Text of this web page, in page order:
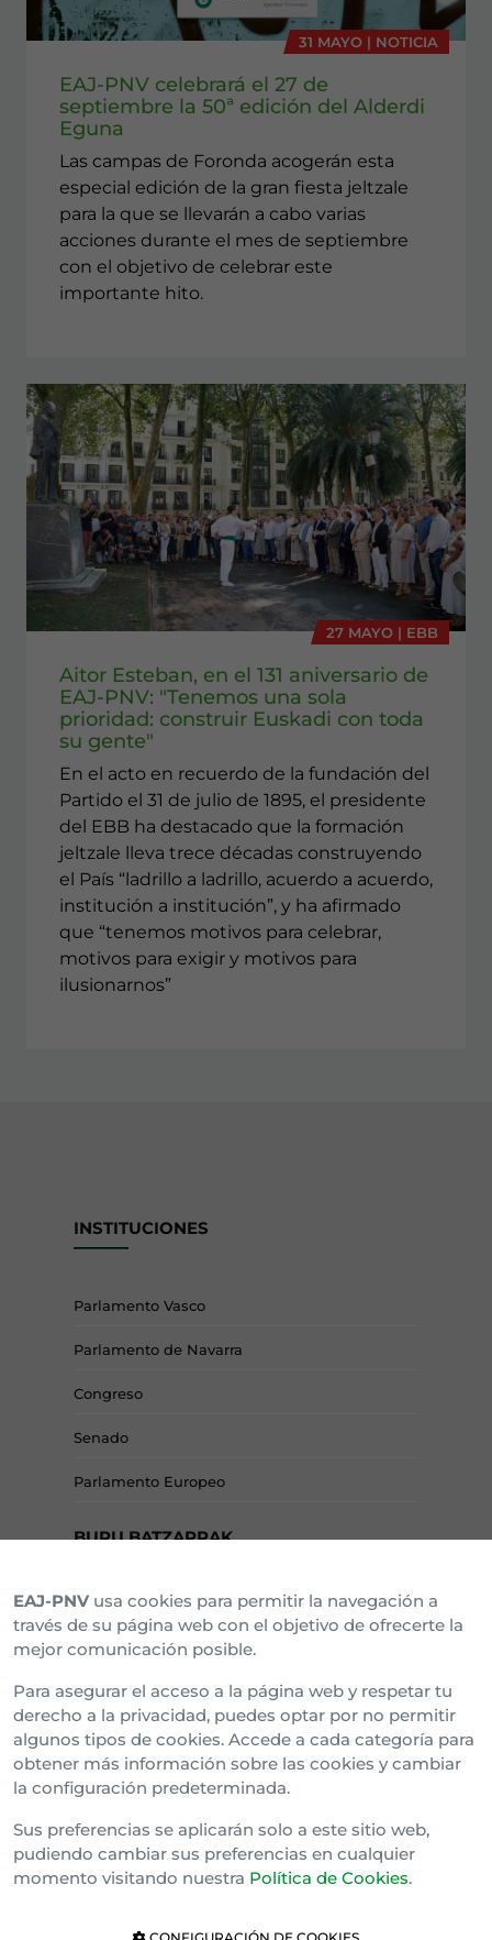
31 MAYO | NOTICIA
EAJ-PNV celebrará el 27 de
septiembre la 50ª edición del Alderdi
Eguna
Las campas de Foronda acogerán esta
especial edición de la gran fiesta jeltzale
para la que se llevarán a cabo varias
acciones durante el mes de septiembre
con el objetivo de celebrar este
importante hito.
27 MAYO | EBB
Aitor Esteban, en el 131 aniversario de
EAJ-PNV: "Tenemos una sola
prioridad: construir Euskadi con toda
su gente"
En el acto en recuerdo de la fundación del
Partido el 31 de julio de 1895, el presidente
del EBB ha destacado que la formación
jeltzale lleva trece décadas construyendo
el País “ladrillo a ladrillo, acuerdo a acuerdo,
institución a institución”, y ha afirmado
que “tenemos motivos para celebrar,
motivos para exigir y motivos para
ilusionarnos”
INSTITUCIONES
Parlamento Vasco
Parlamento de Navarra
Congreso
Senado
Parlamento Europeo
BURU BATZARRAK
Araba Buru Batzar
Bizkai Buru Batzar
Gipuzko Buru Batzar
Ipar Buru Batzar
Napar Buru Batzar
EAJ-PNV usa cookies para permitir la navegación a
través de su página web con el objetivo de ofrecerte la
mejor comunicación posible.
Para asegurar el acceso a la página web y respetar tu
derecho a la privacidad, puedes optar por no permitir
algunos tipos de cookies. Accede a cada categoría para
obtener más información sobre las cookies y cambiar
la configuración predeterminada.
Sus preferencias se aplicarán solo a este sitio web,
pudiendo cambiar sus preferencias en cualquier
momento visitando nuestra Política de Cookies.